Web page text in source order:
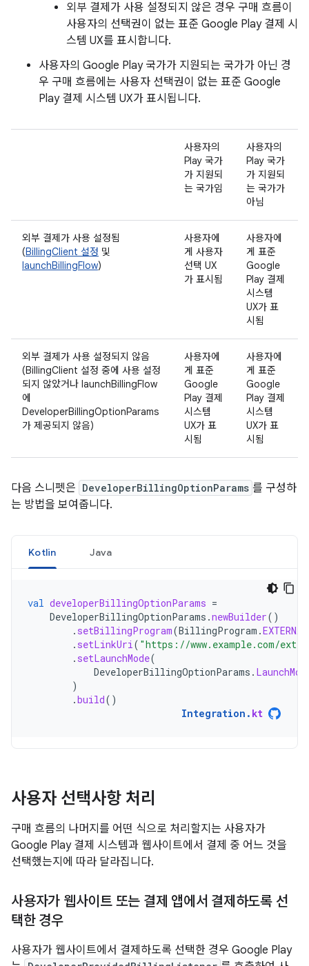
외부 결제가 사용 설정되지 않은 경우 구매 흐름이
사용자의 선택권이 없는 표준 Google Play 결제 시
스템 UX를 표시합니다.
사용자의 Google Play 국가가 지원되는 국가가 아닌 경
우 구매 흐름에는 사용자 선택권이 없는 표준 Google
Play 결제 시스템 UX가 표시됩니다.
사용자의
Play 국가
가 지원되
는 국가임
사용자의
Play 국가
가 지원되
는 국가가
아님
외부 결제가 사용 설정됨
(BillingClient 설정 및
launchBillingFlow)
사용자에
게 사용자
선택 UX
가 표시됨
사용자에
게 표준
Google
Play 결제
시스템
UX가 표
시됨
외부 결제가 사용 설정되지 않음
(BillingClient 설정 중에 사용 설정
되지 않았거나 launchBillingFlow
에
DeveloperBillingOptionParams
가 제공되지 않음)
사용자에
게 표준
Google
Play 결제
시스템
UX가 표
시됨
사용자에
게 표준
Google
Play 결제
시스템
UX가 표
시됨
다음 스니펫은 DeveloperBillingOptionParams 를 구성하
는 방법을 보여줍니다.
Kotlin Java
val developerBillingOptionParams =
DeveloperBillingOptionParams .newBuilder()
. setBillingProgram(BillingProgram .
. setLinkUri( "https://www.example.com/
. setLaunchMode(
DeveloperBillingOptionParams .
)
.build()
Integration . kt
사용자 선택사항 처리
구매 흐름의 나머지를 어떤 식으로 처리할지는 사용자가
Google Play 결제 시스템과 웹사이트에서 결제 중 어느 것을
선택했는지에 따라 달라집니다.
사용자가 웹사이트 또는 결제 앱에서 결제하도록 선
택한 경우
사용자가 웹사이트에서 결제하도록 선택한 경우 Google Play